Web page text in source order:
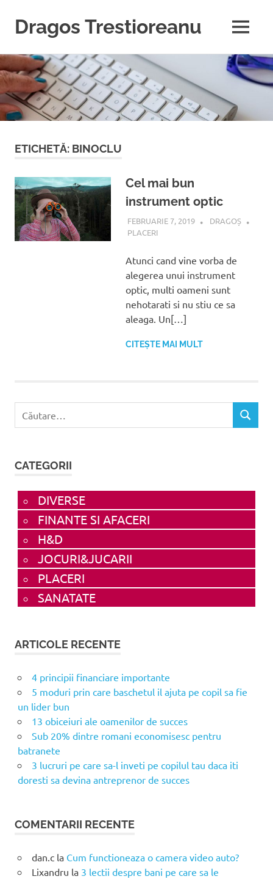
Sari
la
conținut
Dragos Trestioreanu
e
pasiunea
mea
MENU
ETICHETĂ: BINOCLU
Cel mai bun
instrument optic
FEBRUARIE 7, 2019
DRAGOȘ
PLACERI
Atunci cand vine vorba de
alegerea unui instrument
optic, multi oameni sunt
nehotarati si nu stiu ce sa
aleaga. Un[…]
CITEȘTE MAI MULT
după:
CATEGORII
DIVERSE
FINANTE SI AFACERI
H&D
JOCURI&JUCARII
PLACERI
SANATATE
ARTICOLE RECENTE
4 principii financiare importante
5 moduri prin care baschetul il ajuta pe copil sa fie
un lider bun
13 obiceiuri ale oamenilor de succes
Sub 20% dintre romani economisesc pentru
batranete
3 lucruri pe care sa-l inveti pe copilul tau daca iti
doresti sa devina antreprenor de succes
COMENTARII RECENTE
dan.cla Cum functioneaza o camera video auto?
Lixandru la 3 lectii despre bani pe care sa le